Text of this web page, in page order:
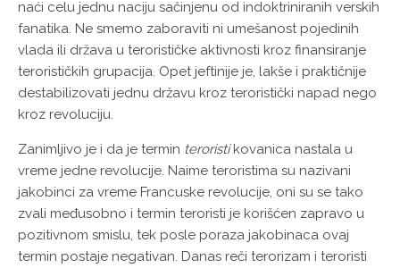
naći celu jednu naciju sačinjenu od indoktriniranih verskih
fanatika. Ne smemo zaboraviti ni umešanost pojedinih
vlada ili država u terorističke aktivnosti kroz finansiranje
terorističkih grupacija. Opet jeftinije je, lakše i praktičnije
destabilizovati jednu državu kroz teroristički napad nego
kroz revoluciju.
Zanimljivo je i da je termin teroristikovanica nastala u
vreme jedne revolucije. Naime teroristima su nazivani
jakobinci za vreme Francuske revolucije, oni su se tako
zvali međusobno i termin teroristi je korišćen zapravo u
pozitivnom smislu, tek posle poraza jakobinaca ovaj
termin postaje negativan. Danas reči terorizam i teroristi